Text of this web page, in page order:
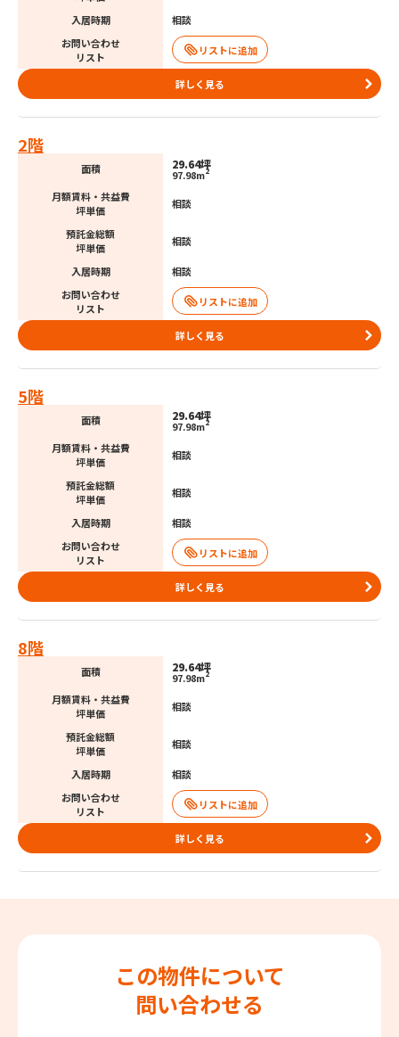
入居時期
相談
お問い合わせ
リスト
詳しく見る
2階
面積 29.64坪
97.98m2
月額賃料・共益費
坪単価
相談
預託金総額
坪単価
相談
入居時期
相談
お問い合わせ
リスト
詳しく見る
5階
面積 29.64坪
97.98m2
月額賃料・共益費
坪単価
相談
預託金総額
坪単価
相談
入居時期
相談
お問い合わせ
リスト
詳しく見る
8階
面積 29.64坪
97.98m2
月額賃料・共益費
坪単価
相談
預託金総額
坪単価
相談
入居時期
相談
お問い合わせ
リスト
詳しく見る
この物件について
問い合わせる